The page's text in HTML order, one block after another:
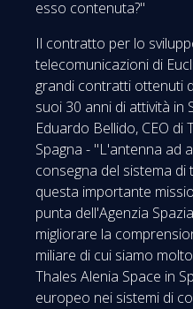
esso contenuta?"
Il contratto per lo
telecomunicazioni di
grandi contratti ottenuti
suoi 30 anni di attività in
Eduardo Bellido, CEO di
Spagna - "L'antenna ad
consegna del sistema di
questa importante
punta dell'Agenzia
migliorare la
miliare di cui siamo
Thales Alenia Space in
europeo nei sistemi di